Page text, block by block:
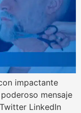
impactante
mensaje
LinkedIn